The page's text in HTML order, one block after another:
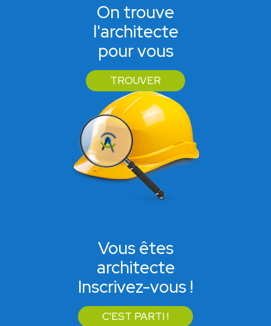
On trouve
l'architecte
pour vous
TROUVER
Vous êtes
architecte
Inscrivez-vous !
C'EST PARTI !